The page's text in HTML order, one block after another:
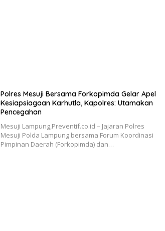
Polres Mesuji Bersama Forkopimda Gelar Apel
Kesiapsiagaan Karhutla, Kapolres: Utamakan
Pencegahan
Mesuji Lampung,Preventif.co.id – Jajaran Polres
Mesuji Polda Lampung bersama Forum Koordinasi
Pimpinan Daerah (Forkopimda) dan…